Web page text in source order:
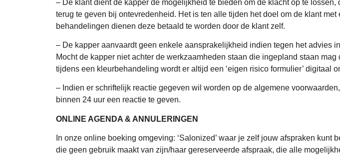
– De klant dient de kapper de mogelijkheid te bieden om de klacht op te
terug te geven bij ontevredenheid. Het is ten alle tijden het doel om de klant
behandelingen dienen deze betaald te worden door de klant zelf.
– De kapper aanvaardt geen enkele aansprakelijkheid indien tegen het advies
Mocht de kapper niet achter de werkzaamheden staan die ingepland staan
tijdens een kleurbehandeling wordt er altijd een ‘eigen risico formulier’ digitaal
– Indien er schriftelijk reactie gegeven wil worden op de algemene
binnen 24 uur een reactie te geven.
ONLINE AGENDA & ANNULERINGEN
In onze online boeking omgeving: ‘Salonized’ waar je zelf jouw afspraken
die geen gebruik maakt van zijn/haar gereserveerde afspraak, die alle